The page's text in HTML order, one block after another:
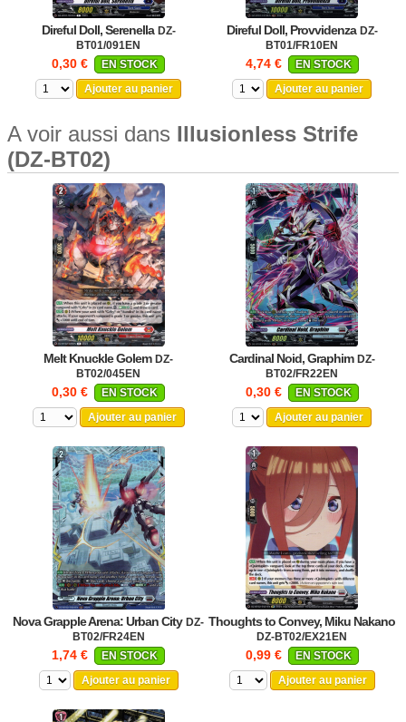
Direful Doll, Serenella DZ-
BT01/091EN
0,30 €
EN STOCK
Ajouter au panier
Direful Doll, Provvidenza DZ-
BT01/FR10EN
4,74 €
EN STOCK
Ajouter au panier
A voir aussi dans Illusionless Strife
(DZ-BT02)
Melt Knuckle Golem DZ-
BT02/045EN
0,30 €
EN STOCK
Ajouter au panier
Cardinal Noid, Graphim DZ-
BT02/FR22EN
0,30 €
EN STOCK
Ajouter au panier
Nova Grapple Arena: Urban City DZ-
BT02/FR24EN
1,74 €
EN STOCK
Ajouter au panier
Thoughts to Convey, Miku Nakano
DZ-BT02/EX21EN
0,99 €
EN STOCK
Ajouter au panier